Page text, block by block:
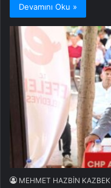
Devamını Oku »
MEHMET HAZBİN KAZBEK